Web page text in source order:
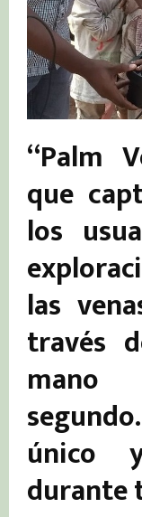
“Palm
que
los
las
través
mano
único
durante